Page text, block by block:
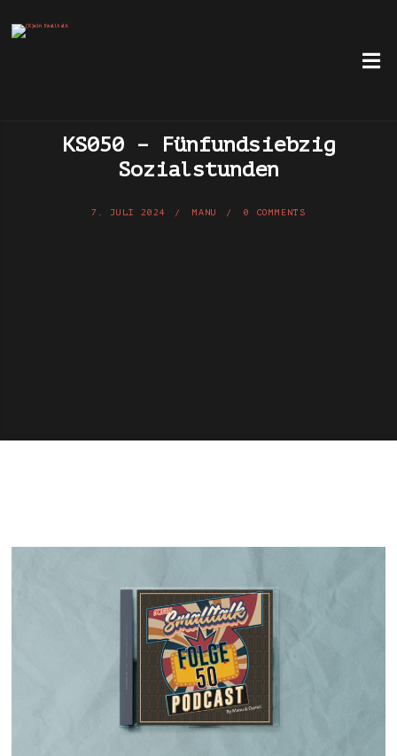
KS050 – Fünfundsiebzig
Sozialstunden
7. JULI 2024 MANU 0 COMMENTS